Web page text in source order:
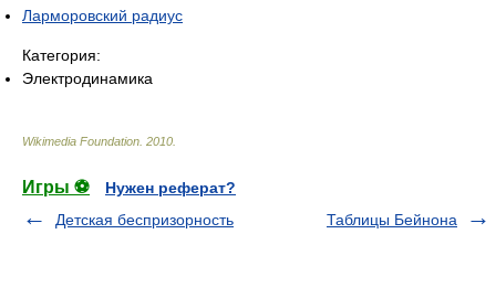
Ларморовский радиус
Категория:
Электродинамика
Wikimedia Foundation 2010
Игры ⚽
Нужен реферат?
Детская беспризорность
Таблицы Бейнона